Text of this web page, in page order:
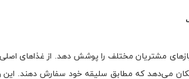
مشتریان مختلف را پوشش دهد. از غذاهای اصلی
می‌دهد که مطابق سلیقه خود سفارش دهند.